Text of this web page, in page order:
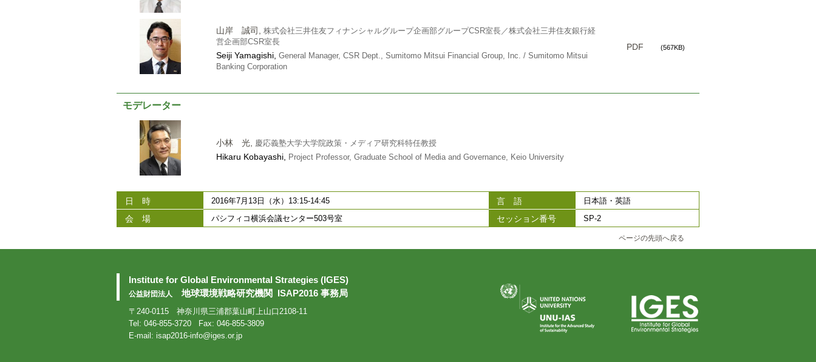
山岸 誠司, 株式会社三井住友フィナンシャルグループ企画部グループCSR室長／株式会社三井住友銀行経
営企画部CSR室長
Seiji Yamagishi, General Manager, CSR Dept., Sumitomo Mitsui Financial Group, Inc. / Sumitomo Mitsui
Banking Corporation
PDF (567KB)
モデレーター
小林 光, 慶応義塾大学大学院政策・メディア研究科特任教授
Hikaru Kobayashi, Project Professor, Graduate School of Media and Governance, Keio University
日 時 2016年7月13日（水）13:15-14:45 言 語 日本語・英語
会 場 パシフィコ横浜会議センター503号室 セッション番号 SP-2
ページの先頭へ戻る
Institute for Global Environmental Strategies (IGES)
公益財団法人 地球環境戦略研究機関 ISAP2016 事務局
〒240-0115 神奈川県三浦郡葉山町上山口2108-11
Tel: 046-855-3720 Fax: 046-855-3809
E-mail: isap2016-info@iges.or.jp